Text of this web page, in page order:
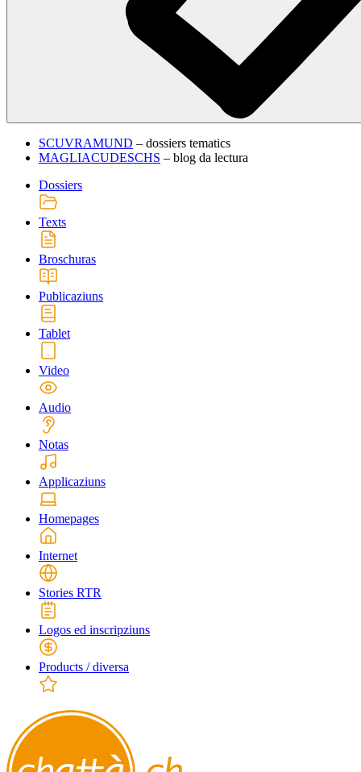
SCUVRAMUND – dossiers tematics
MAGLIACUDESCHS – blog da lectura
Dossiers
Texts
Broschuras
Publicaziuns
Tablet
Video
Audio
Notas
Applicaziuns
Homepages
Internet
Stories RTR
Logos ed inscripziuns
Products / diversa